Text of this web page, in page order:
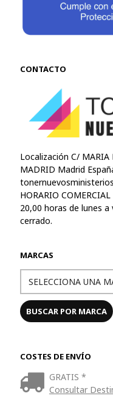
CONTACTO
Localización C/ MARIA
MADRID Madrid
HORARIO
20,00 horas de lunes
cerrado.
MARCAS
COSTES DE ENVÍO
GRATIS *
Consultar